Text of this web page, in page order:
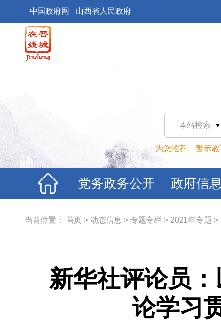
中国政府网 山西省人民政府
本站检索
为您推荐: 警示教
党务政务公开 政府信
当前位置： 首页 > 动态信息 > 专题专栏 > 2021年专题 >
新华社评论员
论学习